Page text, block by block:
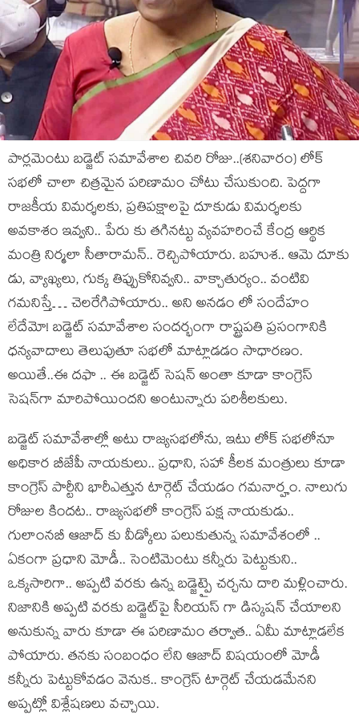
పార్ల‌మెంటు బ‌డ్జెట్ స‌మావేశాల చివ‌రి రోజు..(శ‌నివారం) లోక్
స‌భ‌లో చాలా చిత్ర‌మైన ప‌రిణామం చోటు చేసుకుంది. పెద్ద‌గా
రాజ‌కీయ విమ‌ర్శ‌ల‌కు, ప్ర‌తిప‌క్షాల‌పై దూకుడు విమ‌ర్శ‌ల‌కు
అవ‌కాశం ఇవ్వ‌ని.. పేరు కు త‌గిన‌ట్టు వ్య‌వ‌హ‌రించే కేంద్ర ఆర్థిక
మంత్రి నిర్మ‌లా సీతారామ‌న్‌.. రెచ్చిపోయారు. బ‌హుశ‌.. ఆమె దూకు
డు, వ్యాఖ్య‌లు, గుక్క తిప్పుకోనివ్వ‌ని.. వాక్చాతుర్యం.. వంటివి
గ‌మ‌నిస్తే… చెల‌రేగిపోయారు.. అని అన‌డం లో సందేహం
లేదేమో! బ‌డ్జెట్ స‌మావేశాల సంద‌ర్భంగా రాష్ట్ర‌ప‌తి ప్ర‌సంగానికి
ధ‌న్య‌వాదాలు తెలుపుతూ స‌భ‌లో మాట్లాడ‌డం సాధార‌ణం.
అయితే..ఈ ద‌ఫా .. ఈ బ‌డ్జెట్ సెష‌న్ అంతా కూడా కాంగ్రెస్
సెష‌న్‌గా మారిపోయింద‌ని అంటున్నారు ప‌రిశీల‌కులు.
బ‌డ్జెట్ స‌మావేశాల్లో అటు రాజ్య‌స‌భ‌లోను, ఇటు లోక్ స‌భ‌లోనూ
అధికార బీజేపీ నాయ‌కులు.. ప్ర‌ధాని, స‌హా కీల‌క మంత్రులు కూడా
కాంగ్రెస్ పార్టీని భారీఎత్తున టార్గెట్ చేయ‌డం గ‌మ‌నార్హం. నాలుగు
రోజుల కింద‌ట‌.. రాజ్య‌స‌భ‌లో కాంగ్రెస్ ప‌క్ష నాయ‌కుడు..
గులాంన‌బీ ఆజాద్ కు వీడ్కోలు ప‌లుకుతున్న స‌మావేశంలో ..
ఏకంగా ప్ర‌ధాని మోడీ.. సెంటిమెంటు క‌న్నీరు పెట్టుకుని..
ఒక్క‌సారిగా.. అప్ప‌టి వ‌ర‌కు ఉన్న బ‌డ్జెట్పై చ‌ర్చ‌ను దారి మ‌ళ్లించారు.
నిజానికి అప్ప‌టి వ‌ర‌కు బ‌డ్జెట్‌పై సీరియ‌స్ గా డిస్క‌ష‌న్ చేయాల‌ని
అనుకున్న వారు కూడా ఈ ప‌రిణామం త‌ర్వాత‌.. ఏమీ మాట్లాడ‌లేక
పోయారు. త‌న‌కు సంబంధం లేని ఆజాద్ విష‌యంలో మోడీ
క‌న్నీరు పెట్టుకోవ‌డం వెనుక‌.. కాంగ్రెస్ టార్గెట్ చేయ‌డ‌మేన‌ని
అప్ప‌ట్లో విశ్లేష‌ణ‌లు వ‌చ్చాయి.